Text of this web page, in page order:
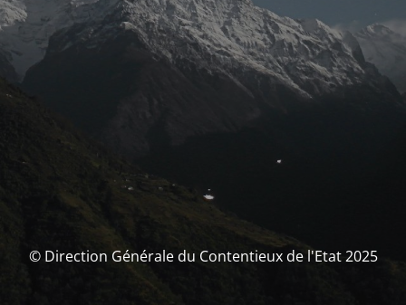
© Direction Générale du Contentieux de l'Etat 2025